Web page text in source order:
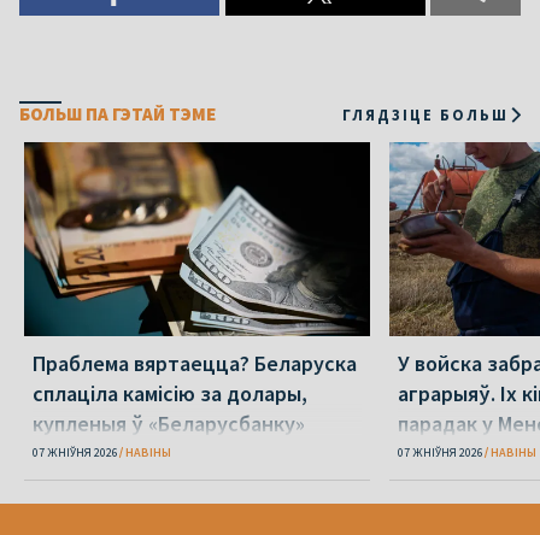
БОЛЬШ ПА ГЭТАЙ ТЭМЕ ГЛЯДЗІЦЕ БОЛЬШ
Праблема вяртаецца? Беларуска
сплаціла камісію за долары,
купленыя ў «Беларусбанку»
07 ЖНІЎНЯ 2026 НАВІНЫ
У войска
аграрыяў. Іх
парадак у
07 ЖНІЎНЯ 2026 НАВІНЫ